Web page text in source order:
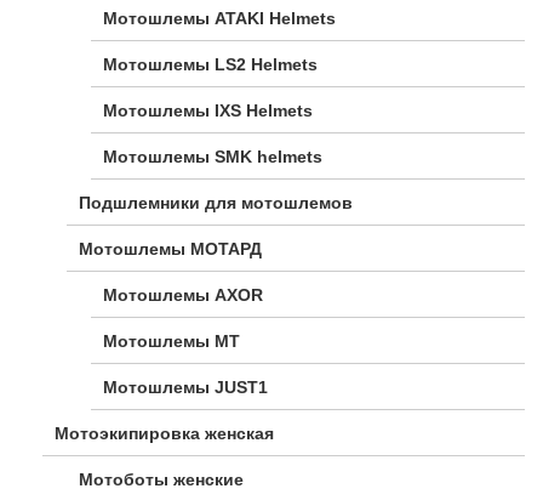
Мотошлемы ATAKI Helmets
Мотошлемы LS2 Helmets
Мотошлемы IXS Helmets
Мотошлемы SMK helmets
Подшлемники для мотошлемов
Мотошлемы МОТАРД
Мотошлемы AXOR
Мотошлемы MT
Мотошлемы JUST1
Мотоэкипировка женская
Мотоботы женские